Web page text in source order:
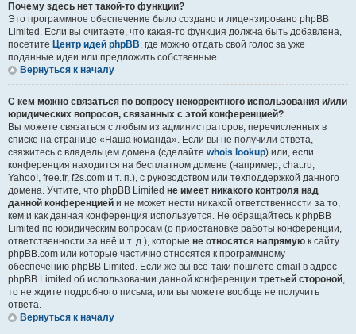
Почему здесь нет такой-то функции?
Это программное обеспечение было создано и лицензировано phpBB
Limited. Если вы считаете, что какая-то функция должна быть добавлена,
посетите Центр идей phpBB, где можно отдать свой голос за уже
поданные идеи или предложить собственные.
Вернуться к началу
С кем можно связаться по вопросу некорректного использования и/или
юридических вопросов, связанных с этой конференцией?
Вы можете связаться с любым из администраторов, перечисленных в
списке на странице «Наша команда». Если вы не получили ответа,
свяжитесь с владельцем домена (сделайте whois lookup) или, если
конференция находится на бесплатном домене (например, chat.ru,
Yahoo!, free.fr, f2s.com и т. п.), с руководством или техподдержкой данного
домена. Учтите, что phpBB Limited не имеет никакого контроля над
данной конференцией и не может нести никакой ответственности за то,
кем и как данная конференция используется. Не обращайтесь к phpBB
Limited по юридическим вопросам (о приостановке работы конференции,
ответственности за неё и т. д.), которые не относятся напрямую к сайту
phpBB.com или которые частично относятся к программному
обеспечению phpBB Limited. Если же вы всё-таки пошлёте email в адрес
phpBB Limited об использовании данной конференции третьей стороной,
то не ждите подробного письма, или вы можете вообще не получить
ответа.
Вернуться к началу